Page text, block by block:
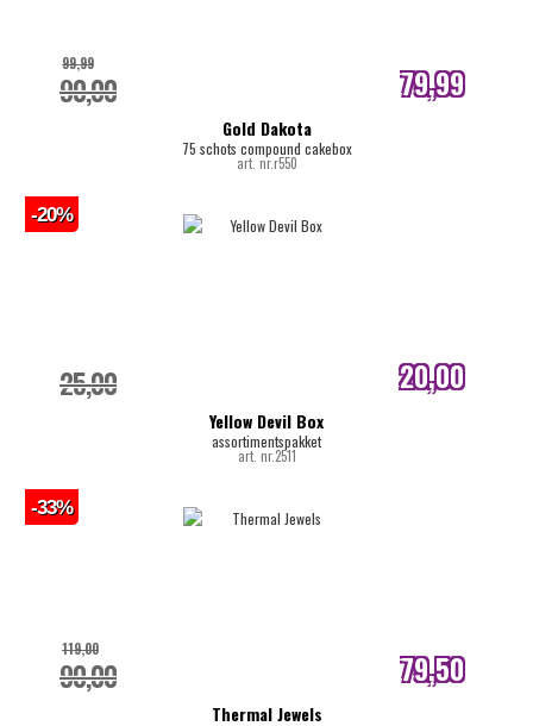
Gold Dakota
75 schots compound cakebox
art. nr.r550
90,00
99,99 79,99
internetprijs
Yellow Devil Box
assortimentspakket
art. nr.2511
25,00 20,00
internetprijs
-20%
Thermal Jewels
90,00
119,00 79,50
internetprijs
-33%